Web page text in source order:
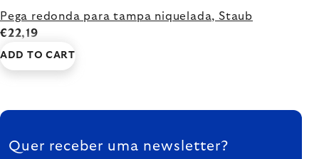
Pega redonda para tampa niquelada, Staub
€22,19
ADD TO CART
FOOTER
Quer receber uma newsletter?